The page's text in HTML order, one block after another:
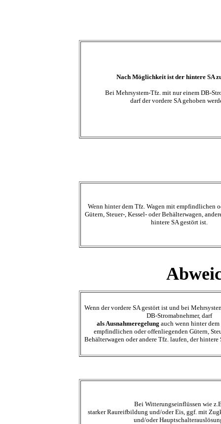
Nach Möglichkeit ist der hintere SA
Bei Mehrsystem-Tfz. mit nur einem DB-
darf der vordere SA gehoben
Wenn hinter dem Tfz. Wagen mit empfindlichen
Gütern, Steuer-, Kessel- oder Behälterwagen,
hintere SA gestört ist.
Wenn der vordere SA gestört ist und bei
DB-Stromabnehmer, darf
als Ausnahmeregelung auch wenn hinter
empfindlichen oder offenliegenden Gütern,
Behälterwagen oder andere Tfz. laufen, der hintere
Bei Witterungseinflüssen wie
starker Raureifbildung und/oder Eis, ggf. mit
und/oder